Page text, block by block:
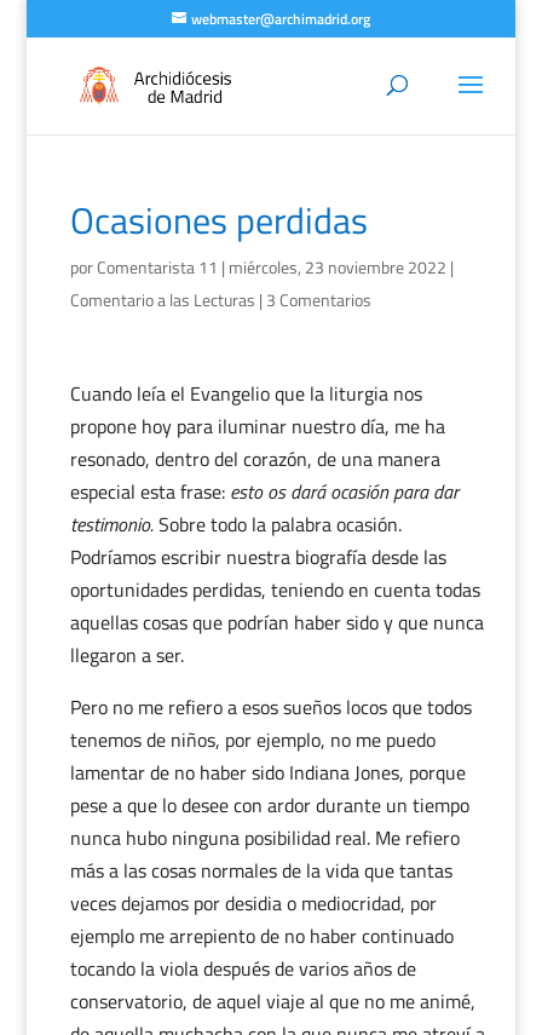
webmaster@archimadrid.org
Ocasiones perdidas
porComentarista 11 | miércoles, 23 noviembre 2022 |
Comentario a las Lecturas | 3 Comentarios
Cuando leía el Evangelio que la liturgia nos
propone hoy para iluminar nuestro día, me ha
resonado, dentro del corazón, de una manera
especial esta frase: esto os dará ocasión para dar
testimonio.Sobre todo la palabra ocasión.
Podríamos escribir nuestra biografía desde las
oportunidades perdidas, teniendo en cuenta todas
aquellas cosas que podrían haber sido y que nunca
llegaron a ser.
Pero no me refiero a esos sueños locos que todos
tenemos de niños, por ejemplo, no me puedo
lamentar de no haber sido Indiana Jones, porque
pese a que lo desee con ardor durante un tiempo
nunca hubo ninguna posibilidad real. Me refiero
más a las cosas normales de la vida que tantas
veces dejamos por desidia o mediocridad, por
ejemplo me arrepiento de no haber continuado
tocando la viola después de varios años de
conservatorio, de aquel viaje al que no me animé,